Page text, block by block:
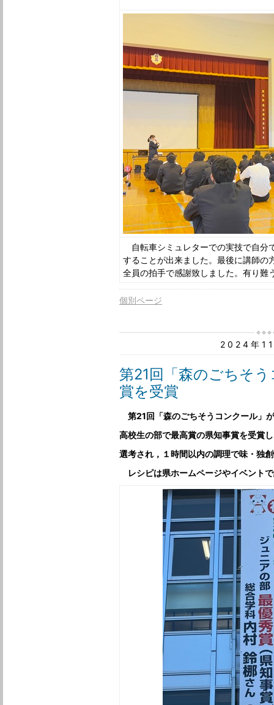
自転車シミュレターでの実技で自分
することが出来ました。最後に講師の
全員の拍手で感謝致しました。有り難
個別ページ
2024年
第21回「森のごちそ
賞を受賞
第21回「森のごちそうコンクール」
高校生の部で最高賞の県知事賞を受賞
選考され，１時間以内の調理で味・独
レシピは県ホームページやイベント